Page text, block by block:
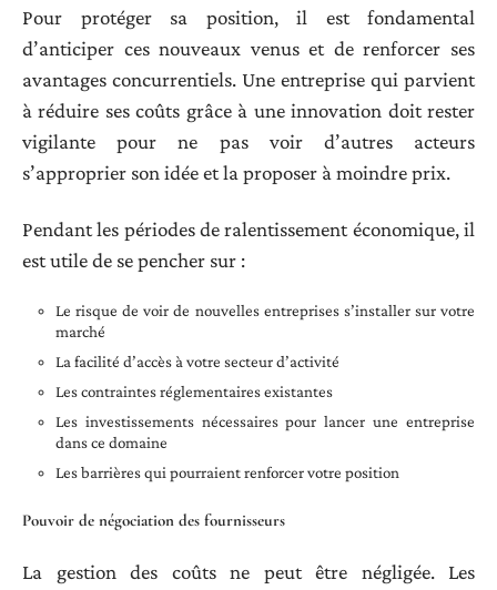
Pour protéger sa position, il est fondamental
d’anticiper ces nouveaux venus et de renforcer ses
avantages concurrentiels. Une entreprise qui parvient
à réduire ses coûts grâce à une innovation doit rester
vigilante pour ne pas voir d’autres acteurs
s’approprier son idée et la proposer à moindre prix.
Pendant les périodes de ralentissement économique, il
est utile de se pencher sur :
Le risque de voir de nouvelles entreprises s’installer sur votre
marché
La facilité d’accès à votre secteur d’activité
Les contraintes réglementaires existantes
Les investissements nécessaires pour lancer une entreprise
dans ce domaine
Les barrières qui pourraient renforcer votre position
Pouvoir de négociation des fournisseurs
La gestion des coûts ne peut être négligée. Les